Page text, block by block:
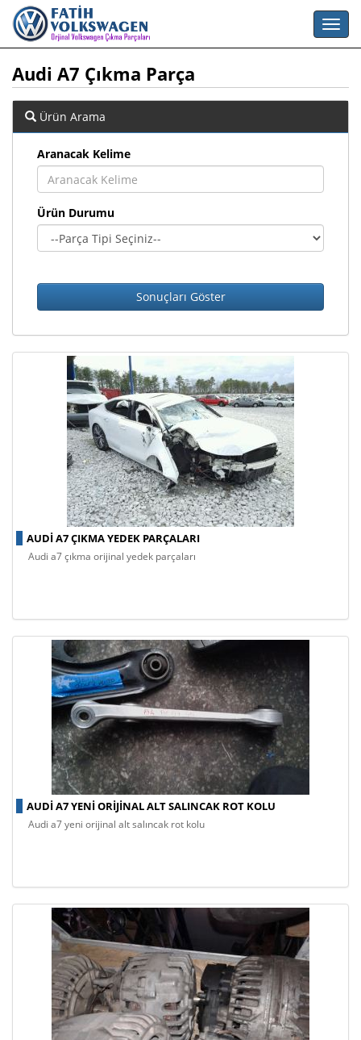
Audi A7 Çıkma Parça
Ürün Arama
Aranacak Kelime
Ürün Durumu
AUDI A7 ÇIKMA YEDEK PARÇALARI
audi a7 çıkma orijinal yedek parçaları
AUDI A7 YENI ORIJINAL ALT SALINCAK ROT KOLU
audi a7 yeni orijinal alt salıncak rot kolu